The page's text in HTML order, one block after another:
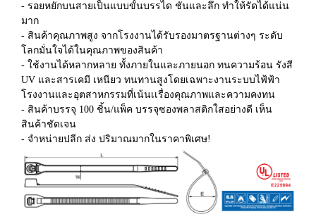
- รอยหยักบนสายเป็นแบบขั้นบรรได ชันและลึก ทำให้รัดได้แน่น
มาก
- สินค้าคุณภาพสูง จากโรงงานได้รับรองมาตรฐานต่างๆ ระดับ
โลกมั่นใจได้ในคุณภาพของสินค้า
- ใช้งานได้หลากหลาย ทั้งภายในและภายนอก ทนความร้อน รังสี
UV และสารเคมี เหนียว ทนทานสูงโดยเฉพาะงานระบบไฟ้ฟ้า
โรงงานและอุตสาหกรรมที่เน้นเเรื่องคุณภาพและความคงทน
- สินค้าบรรจุ 100 ชิ้น/แพ็ค บรรจุซองพลาสติกใสอย่างดี เห็น
สินค้าชัดเจน
- จำหน่ายปลีก ส่ง ปริมาณมากในราคาพิเศษ!